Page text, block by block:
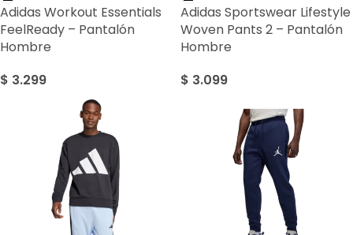
Adidas Workout Essentials
FeelReady – Pantalón
Hombre
$ 3.299
Adidas Sportswear Lifestyle
Woven Pants 2 – Pantalón
Hombre
$ 3.099